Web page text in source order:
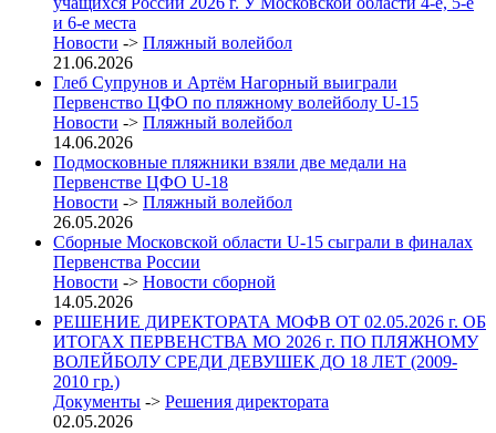
и 6-е места
Новости -> Пляжный волейбол
21.06.2026
Глеб Супрунов и Артём Нагорный выиграли
Первенство ЦФО по пляжному волейболу U-15
Новости -> Пляжный волейбол
14.06.2026
Подмосковные пляжники взяли две медали на
Первенстве ЦФО U-18
Новости -> Пляжный волейбол
26.05.2026
Сборные Московской области U-15 сыграли в финалах
Первенства России
Новости -> Новости сборной
14.05.2026
РЕШЕНИЕ ДИРЕКТОРАТА МОФВ ОТ 02.05.2026 г. ОБ
ИТОГАХ ПЕРВЕНСТВА МО 2026 г. ПО ПЛЯЖНОМУ
ВОЛЕЙБОЛУ СРЕДИ ДЕВУШЕК ДО 18 ЛЕТ (2009-
2010 гр.)
Документы -> Решения директората
02.05.2026